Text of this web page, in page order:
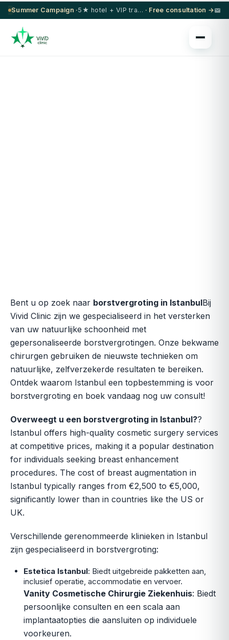
Summer Campaign · 5★ hotel + VIP transfer on select procedures · Free consultation →
Bent u op zoek naar borstvergroting in IstanbulBij
Vivid Clinic zijn we gespecialiseerd in het versterken
van uw natuurlijke schoonheid met
gepersonaliseerde borstvergrotingen. Onze bekwame
chirurgen gebruiken de nieuwste technieken om
natuurlijke, zelfverzekerde resultaten te bereiken.
Ontdek waarom Istanbul een topbestemming is voor
borstvergroting en boek vandaag nog uw consult!
Overweegt u een borstvergroting in Istanbul??
Istanbul offers high-quality cosmetic surgery services
at competitive prices, making it a popular destination
for individuals seeking breast enhancement
procedures. The cost of breast augmentation in
Istanbul typically ranges from €2,500 to €5,000,
significantly lower than in countries like the US or
UK.
Verschillende gerenommeerde klinieken in Istanbul
zijn gespecialiseerd in borstvergroting:
Estetica Istanbul: Biedt uitgebreide pakketten aan,
inclusief operatie, accommodatie en vervoer.
Vanity Cosmetische Chirurgie Ziekenhuis: Biedt
persoonlijke consulten en een scala aan
implantaatopties die aansluiten op individuele
voorkeuren.